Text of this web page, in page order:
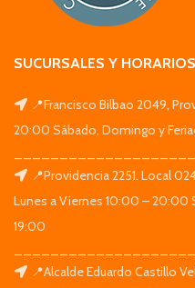
SUCURSALES Y HORARIOS
📍Francisco Bilbao 2049,
20:00 Sábado, Domingo y
📍Providencia 2251. Local
Lunes a Viernes 10:00 – 20:00
19:00
📍Alcalde Eduardo Castillo